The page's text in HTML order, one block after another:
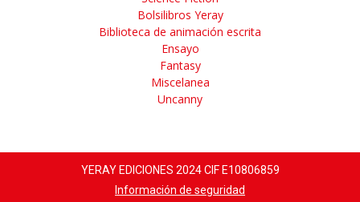
Bolsilibros Yeray
Biblioteca de animación escrita
Ensayo
Fantasy
Miscelanea
Uncanny
YERAY EDICIONES 2024 CIF E10806859
Información de seguridad